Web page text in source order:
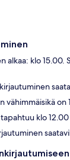
alkaa: klo 15.00.
vähimmäisikä on
klo 12.00